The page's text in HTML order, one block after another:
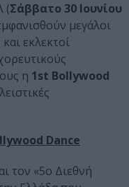
(Σάββατο 30 Ιουνίου
μεγάλοι
εκλεκτοί
η 1st Bollywood
Dance
τον «5ο Διεθνή